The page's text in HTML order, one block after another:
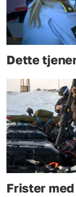
Dette
Frister